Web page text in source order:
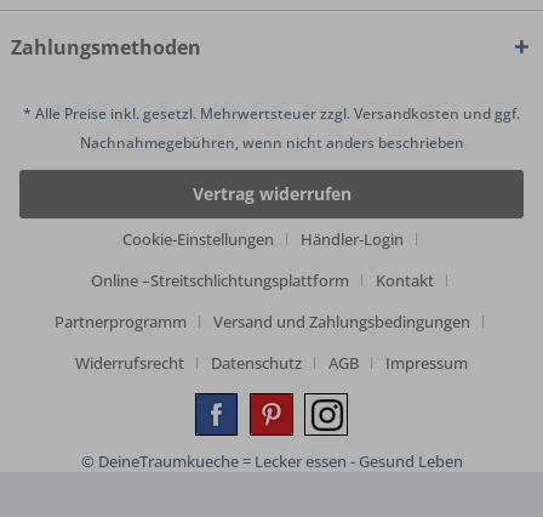
Zahlungsmethoden
* Alle Preise inkl. gesetzl. Mehrwertsteuer zzgl.Versandkosten und ggf.
Nachnahmegebühren, wenn nicht anders beschrieben
Vertrag widerrufen
Cookie-Einstellungen
Händler-Login
Online –Streitschlichtungsplattform
Kontakt
Partnerprogramm
Versand und Zahlungsbedingungen
Widerrufsrecht
Datenschutz AGB Impressum
© DeineTraumkueche = Lecker essen - Gesund Leben